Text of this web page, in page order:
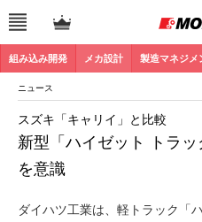
組み込み開発 メカ設計 製造マネジメ
ニュース
新型「ハイゼット トラ
を意識
スズキ「キャリイ」と比較
ダイハツ工業は、軽トラック「